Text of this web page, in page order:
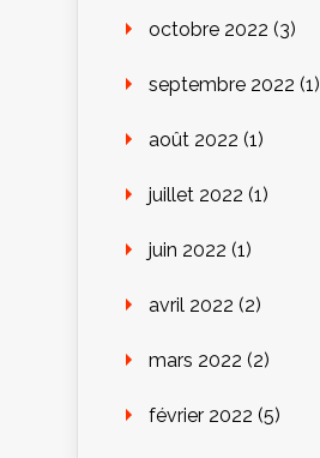
octobre 2022 (3)
septembre 2022 (1)
août 2022 (1)
juillet 2022 (1)
juin 2022 (1)
avril 2022 (2)
mars 2022 (2)
février 2022 (5)